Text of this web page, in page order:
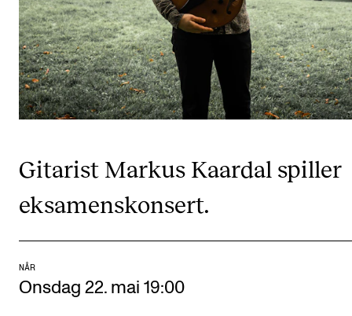
CREMAH
NordART
Prosjekter
Publikasjoner
Utveksling
Internasjonal strategi
Nettverk
IN.TUNE
Gitarist Markus Kaardal spiller
eksamenskonsert.
NÅR
Onsdag 22. mai 19:00